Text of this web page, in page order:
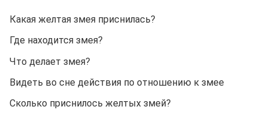
Какая желтая змея приснилась?
Где находится змея?
Что делает змея?
Видеть во сне действия по отношению к змее
Сколько приснилось желтых змей?